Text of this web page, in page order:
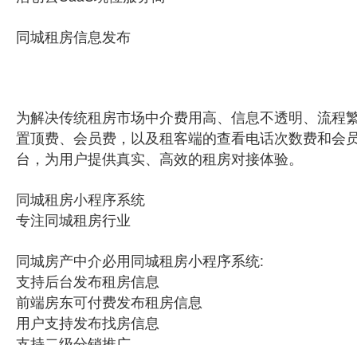
同城租房信息发布
为解决传统租房市场中介费用高、信息不透明、流
置顶费、会员费，以及租客端的查看电话次数费和
台，为用户提供真实、高效的租房对接体验。
同城租房小程序系统
专注同城租房行业
同城房产中介必用同城租房小程序系统:
支持后台发布租房信息
前端房东可付费发布租房信息
用户支持发布找房信息